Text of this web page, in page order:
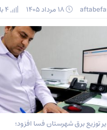
توزیع برق شهرستان فسا افزود؛